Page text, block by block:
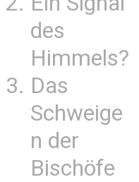
des
Himmels?
Das
Schweige
n der
Bischöfe